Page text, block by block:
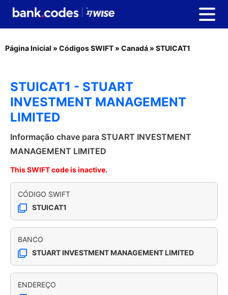
Página Inicial » Códigos SWIFT » Canadá » STUICAT1
STUICAT1 - STUART
INVESTMENT MANAGEMENT
LIMITED
Informação chave para STUART INVESTMENT
MANAGEMENT LIMITED
This SWIFT code is inactive.
CÓDIGO SWIFT
STUICAT1
BANCO
STUART INVESTMENT MANAGEMENT LIMITED
ENDEREÇO